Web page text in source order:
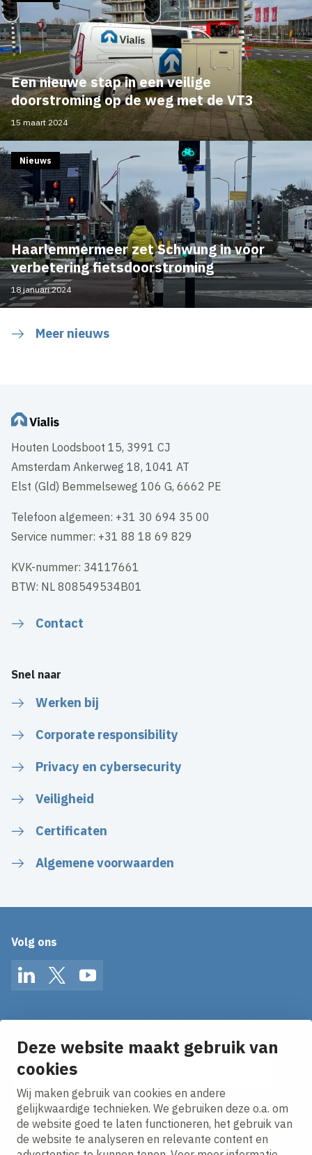
Deze website maakt gebruik van
cookies
Wij maken gebruik van cookies en andere
gelijkwaardige technieken. We gebruiken deze o.a. om
de website goed te laten functioneren, het gebruik van
de website te analyseren en relevante content en
Een nieuwe stap in een veilige
doorstroming op de weg met de VT3
15 maart 2024
Haarlemmermeer zet Schwung in voor
verbetering fietsdoorstroming
Nieuws
18 januari 2024
Meer nieuws
Houten Loodsboot 15, 3991 CJ
Amsterdam Ankerweg 18, 1041 AT
Elst (Gld) Bemmelseweg 106 G, 6662 PE
Telefoon algemeen: +31 30 694 35 00
Service nummer: +31 88 18 69 829
KVK-nummer: 34117661
BTW: NL 808549534B01
Contact
Snel naar
Werken bij
Corporate responsibility
Privacy en cybersecurity
Veiligheid
Certificaten
Algemene voorwaarden
Volg ons
LinkedInTwitterYouTube
Ontvang onze nieuws alerts in je mailbox!
E-mailadres
Ik ga akkoord met hetprivacy statement.